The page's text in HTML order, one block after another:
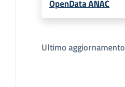
OpenData ANAC
Ultimo aggiornamento